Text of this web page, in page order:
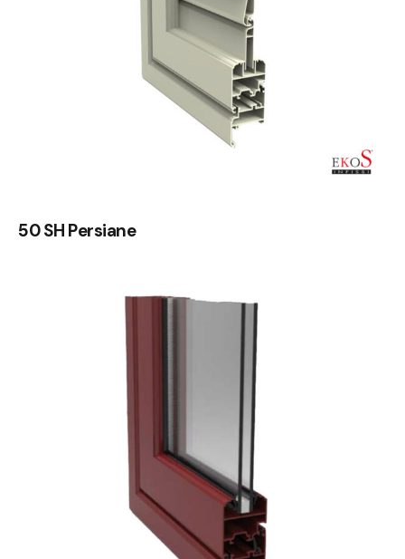
50 SH Persiane